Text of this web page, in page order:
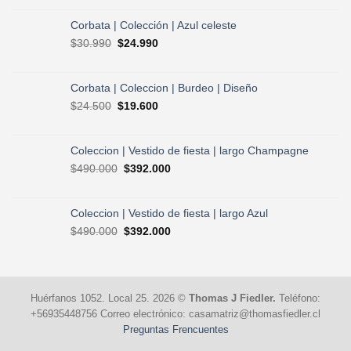
era:
$30.990.
es:
$24.990.
Corbata | Colección | Azul celeste
$30.990 El
era:
$30.990.
$24.990El
es:
Corbata | Coleccion | Burdeo | Diseño
$24.500 El
era:
$24.500.
$19.600El
es:
$19.600.
Coleccion | Vestido de fiesta | largo Champagne
$490.000 El
era:
$490.000.
$392.000El
es:
Coleccion | Vestido de fiesta | largo Azul
$490.000 El
$392.000El
Huérfanos 1052. Local 25. 2026 © Thomas J Fiedler. Teléfono:
+56935448756 Correo electrónico: casamatriz@thomasfiedler.cl
Preguntas Frencuentes